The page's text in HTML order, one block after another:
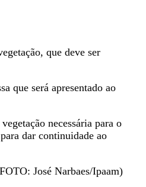
que deve ser
que será apresentado ao
necessária para o
dar continuidade ao
José Narbaes/Ipaam)